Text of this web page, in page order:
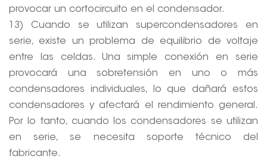
provocar un cortocircuito en el condensador.
13) Cuando se utilizan supercondensadores en
serie, existe un problema de equilibrio de voltaje
entre las celdas. Una simple conexión en serie
provocará una sobretensión en uno o más
condensadores individuales, lo que dañará estos
condensadores y afectará el rendimiento general.
Por lo tanto, cuando los condensadores se utilizan
en serie, se necesita soporte técnico del
fabricante.